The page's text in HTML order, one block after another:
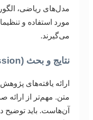
مدل‌های ریاضی،
مورد استفاده و
می‌گیرند.
نتایج و بحث (Results and Discussion)
ارائه یافته‌های
متن. مهم‌تر از ارائه
آن‌هاست. باید توضیح